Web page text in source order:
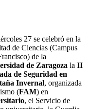
27 se celebró en la
de Ciencias (Campus
de la
de Zaragoza la II
de Seguridad en
Invernal, organizada
(FAM) en
, el Servicio de